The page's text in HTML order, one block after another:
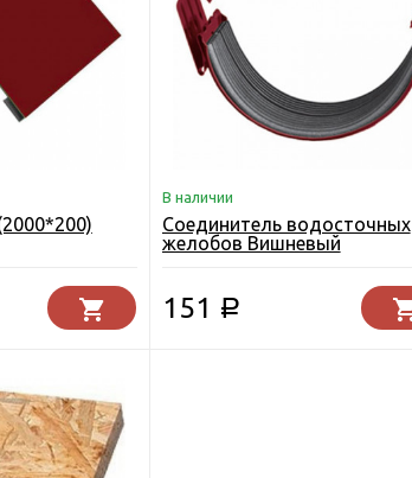
В наличии
Соединитель водосточных
желобов Вишневый
151 Р